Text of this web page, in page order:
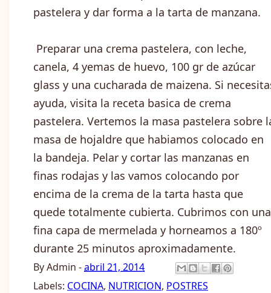
pastelera y dar forma a la tarta de manzana.
Preparar una crema pastelera, con leche,
canela, 4 yemas de huevo, 100 gr de azúcar
glass y una cucharada de maizena. Si
ayuda, visita la receta basica de crema
pastelera. Vertemos la masa pastelera sobre
masa de hojaldre que habiamos colocado en
la bandeja. Pelar y cortar las manzanas en
finas rodajas y las vamos colocando por
encima de la crema de la tarta hasta que
quede totalmente cubierta. Cubrimos con una
fina capa de mermelada y horneamos a 180º
durante 25 minutos aproximadamente.
ByAdmin -abril 21, 2014
Labels: COCINA, NUTRICION, POSTRES